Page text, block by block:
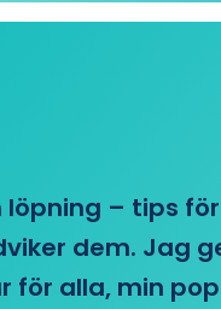
– tips
dem. Jag
för alla, min